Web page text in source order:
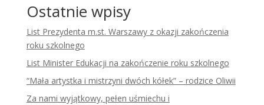
Ostatnie wpisy
List Prezydenta m.st. Warszawy z okazji zakończenia
roku szkolnego
List Minister Edukacji na zakończenie roku szkolnego
“Mała artystka i mistrzyni dwóch kółek” – rodzice Oliwii
Za nami wyjątkowy, pełen uśmiechu i